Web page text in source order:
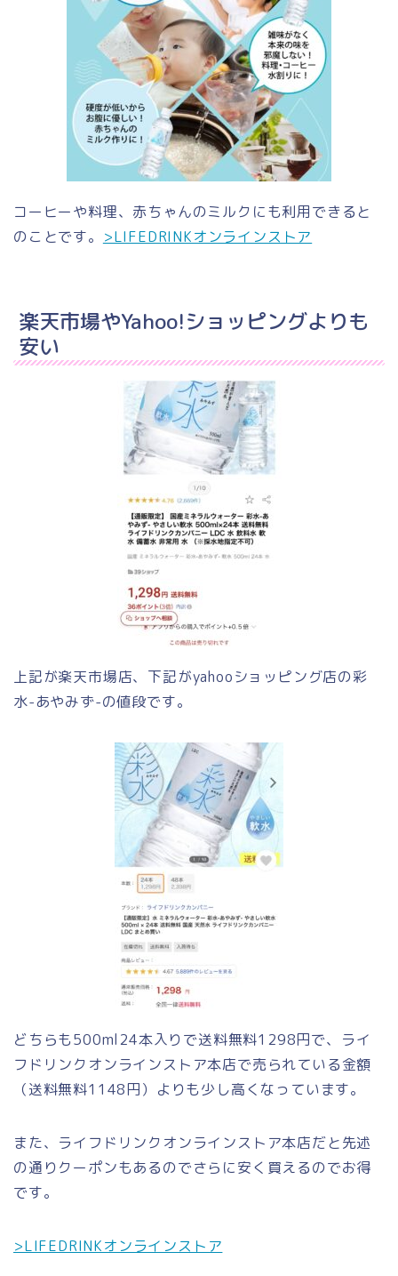
コーヒーや料理、赤ちゃんのミルクにも利用できると
のことです。 >LIFEDRINKオンラインストア
楽天市場やYahoo!ショッピングよりも
安い
上記が楽天市場店、下記がyahooショッピング店の彩
水-あやみず-の値段です。
どちらも500ml24本入りで送料無料1298円で、ライ
フドリンクオンラインストア本店で売られている金額
（送料無料1148円）よりも少し高くなっています。
また、ライフドリンクオンラインストア本店だと先述
の通りクーポンもあるのでさらに安く買えるのでお得
です。
>LIFEDRINKオンラインストア